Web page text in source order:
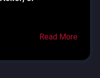
Read More